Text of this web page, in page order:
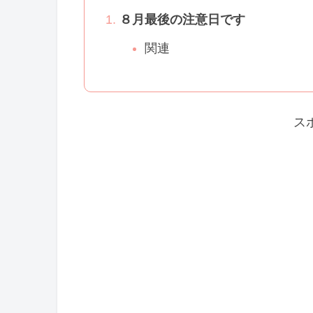
８月最後の注意日です
関連
ス